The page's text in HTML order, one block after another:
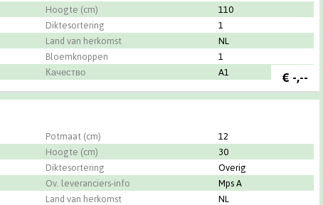
Hoogte (cm)
110
Diktesortering
1
Land van herkomst
NL
Bloemknoppen
1
Качество
A1
€ -,--
Potmaat (cm)
12
Hoogte (cm)
30
Diktesortering
Overig
Ov. leveranciers-info
Mps A
Land van herkomst
NL